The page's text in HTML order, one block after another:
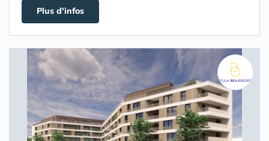
Plus d'infos